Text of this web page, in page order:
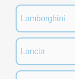
Lamborghini
Lancia